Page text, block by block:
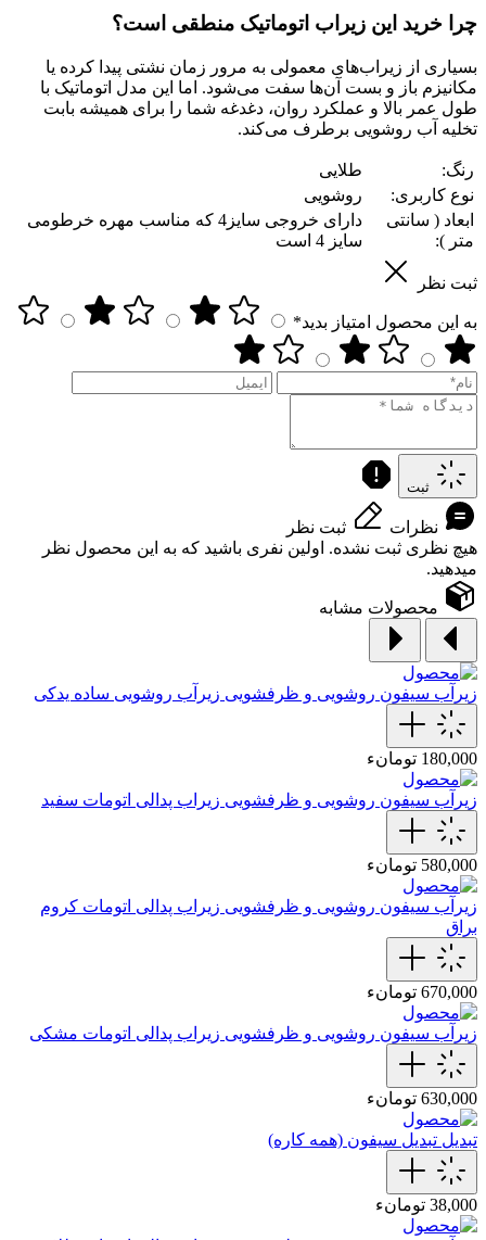
چرا خرید این زیراب اتوماتیک منطقی است؟
بسیاری از زیراب‌های معمولی به مرور زمان نشتی پیدا کرده یا
مکانیزم باز و بست آن‌ها سفت می‌شود. اما این مدل اتوماتیک با
طول عمر بالا و عملکرد روان، دغدغه شما را برای همیشه بابت
تخلیه آب روشویی برطرف می‌کند.
رنگ:
طلایی
نوع کاربری:
روشویی
ابعاد ( سانتی
متر ):
دارای خروجی سایز4 که مناسب مهره خرطومی
سایز 4 است
ثبت نظر
به این محصول امتیاز بدید*
ثبت
نظرات
ثبت نظر
هیچ نظری ثبت نشده. اولین نفری باشید که به این محصول نظر
میدهید.
محصولات مشابه
زیرآب سیفون روشویی و ظرفشویی زیرآب روشویی ساده یدکی
180,000 تومانء
زیرآب سیفون روشویی و ظرفشویی زیراب پدالی اتومات سفید
580,000 تومانء
زیرآب سیفون روشویی و ظرفشویی زیراب پدالی اتومات کروم
براق
670,000 تومانء
زیرآب سیفون روشویی و ظرفشویی زیراب پدالی اتومات مشکی
630,000 تومانء
تبدیل تبدیل سیفون (همه کاره)
38,000 تومانء